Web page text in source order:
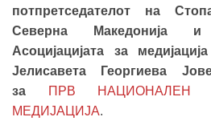
потпретседателот на
Северна Македонија
Асоцијацијата за
Јелисавета Георгиева
за
ПРВ НАЦИОНАЛЕН
МЕДИЈАЦИЈА.